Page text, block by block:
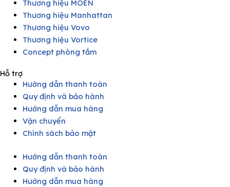
Thương hiệu MOEN
Thương hiệu Manhattan
Thương hiệu Vovo
Thương hiệu Vortice
Concept phòng tắm
Hỗ trợ
Hướng dẫn thanh toán
Quy định và bảo hành
Hướng dẫn mua hàng
Vận chuyển
Chính sách bảo mật
Hướng dẫn thanh toán
Quy định và bảo hành
Hướng dẫn mua hàng